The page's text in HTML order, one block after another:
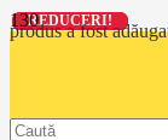
produsa fost
REDUCERI!
REDUCERI!
REDUCERI!
REDUCERI!